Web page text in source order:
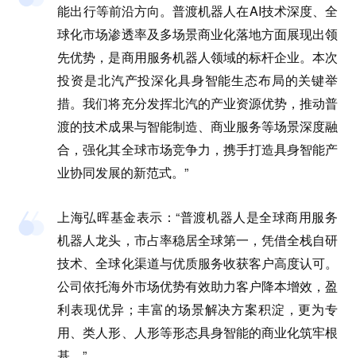
能出行等前沿方向。普渡机器人在AI技术深度、全
球化市场渗透率及多场景商业化落地方面展现出领
先优势，是商用服务机器人领域的标杆企业。本次
投资是北汽产投深化具身智能生态布局的关键举
措。我们将充分发挥北汽的产业资源优势，推动普
渡的技术成果与智能制造、商业服务等场景深度融
合，强化其全球市场竞争力，携手打造具身智能产
业协同发展的新范式。”
上海弘晖基金表示：“普渡机器人是全球商用服务
机器人龙头，市占率稳居全球第一，凭借全栈自研
技术、全球化渠道与优质服务收获客户高度认可。
公司依托海外市场优势有效助力客户降本增效，盈
利表现优异；丰富的场景解决方案积淀，更为专
用、类人形、人形等形态具身智能的商业化筑牢根